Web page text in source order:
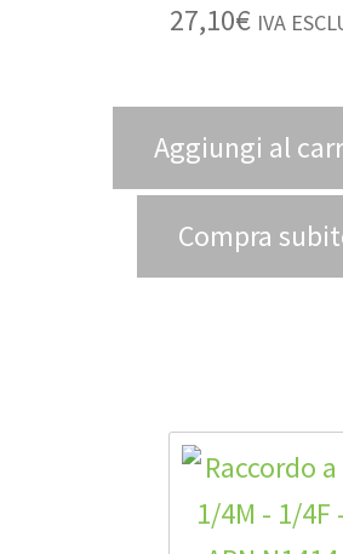
27,10€ IVA
Aggiungi al
Compra